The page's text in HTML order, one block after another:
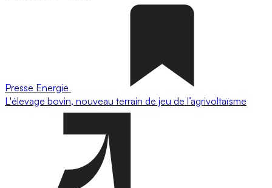
Presse Energie
L'élevage bovin, nouveau terrain de jeu de l’agrivoltaïsme